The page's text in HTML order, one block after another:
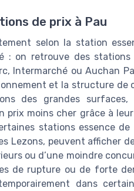
de prix à Pau
selon la station
: on retrouve des
Intermarché ou Auchan
et la structure
des grandes surfaces,
prix moins cher grâce à
stations essence
Lezons, peuvent afficher
ou d’une moindre
de rupture ou de forte
dans